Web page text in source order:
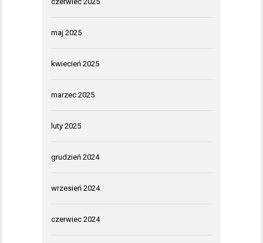
maj 2025
kwiecień 2025
marzec 2025
luty 2025
grudzień 2024
wrzesień 2024
czerwiec 2024